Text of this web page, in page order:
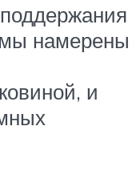
мы намерены
и